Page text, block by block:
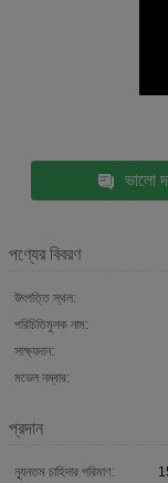
ভালো
পণ্যের বিবরণ
উৎপত্তি স্থল:
পরিচিতিমুলক নাম:
সাক্ষ্যদান:
মডেল নম্বার:
প্রদান
ন্যূনতম চাহিদার পরিমাণ: